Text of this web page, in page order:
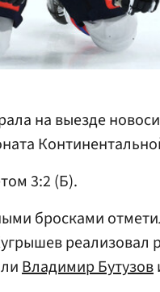
на выезде
3:2 (Б).
бросками
Владимир Бутузов